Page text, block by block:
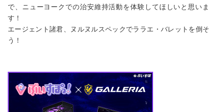
で、ニューヨークでの治安維持活動を体験してほしいと思いま
す！
エージェント諸君、ヌルヌルスペックでララエ・バレットを倒そ
う！